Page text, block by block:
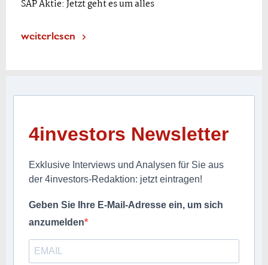
SAP Aktie: Jetzt geht es um alles
weiterlesen
4investors Newsletter
Exklusive Interviews und Analysen für Sie aus
der 4investors-Redaktion: jetzt eintragen!
Geben Sie Ihre E-Mail-Adresse ein, um sich
anzumelden